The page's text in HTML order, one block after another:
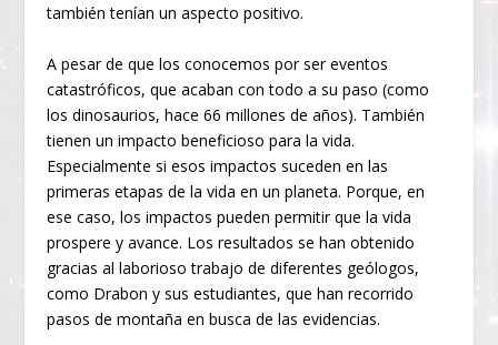
también tenían un aspecto positivo.
A pesar de que los conocemos por ser eventos
catastróficos, que acaban con todo a su paso (como
los dinosaurios, hace 66 millones de años). También
tienen un impacto beneficioso para la vida.
Especialmente si esos impactos suceden en las
primeras etapas de la vida en un planeta. Porque, en
ese caso, los impactos pueden permitir que la vida
prospere y avance. Los resultados se han obtenido
gracias al laborioso trabajo de diferentes geólogos,
como Drabon y sus estudiantes, que han recorrido
pasos de montaña en busca de las evidencias.